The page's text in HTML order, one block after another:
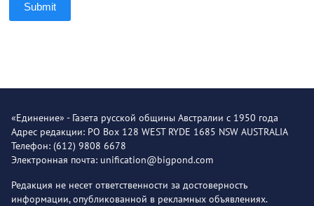
Submit
«Единение» - Газета русской общины Австралии с 1950 года
Адрес редакции: PO Box 128 WEST RYDE 1685 NSW AUSTRALIA
Телефон: (612) 9808 6678
Электронная почта: unification@bigpond.com
Редакция не несет ответственности за достоверность
информации, опубликованной в рекламных объявлениях.